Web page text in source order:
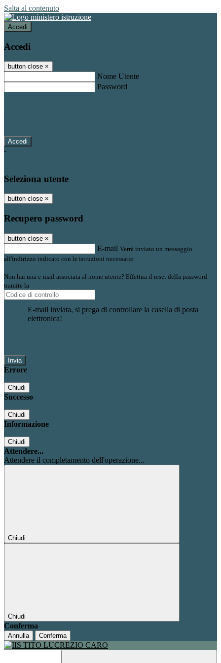
Salta al contenuto
Accedi
Accedi
button close ×
Nome Utente
Password
-
Seleziona utente
button close ×
Recupero password
button close ×
E-mail Verrà inviato un messaggio
all'indirizzo indicato con le istruzioni necessarie.
Non hai una e-mail associata al nome utente? Effettua il reset della password
tramite la
E-mail inviata, si prega di controllare la casella di posta
elettronica!
Errore
Chiudi
Successo
Chiudi
Informazione
Chiudi
Attendere...
Attendere il completamento dell'operazione...
Chiudi
Chiudi
Conferma
Annulla Conferma